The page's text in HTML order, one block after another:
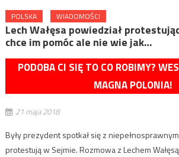
POLSKA WIADOMOŚCI
Lech Wałęsa powiedział
chce im pomóc ale nie wie jak…
PODOBA CI SIĘ TO CO ROBIMY?
MAGNA POLONIA!
21 maja 2018
Były prezydent spotkał się z
protestują w Sejmie. Rozmowa z Lechem